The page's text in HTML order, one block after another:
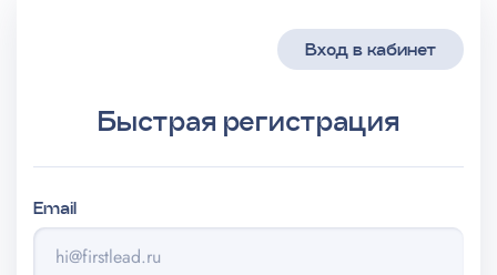
Быстрая регистрация
Вход в кабинет
Email